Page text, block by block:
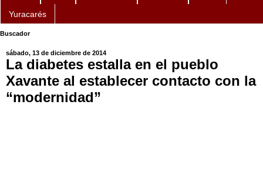
Yuracarés
Buscador
sábado, 13 de diciembre de 2014
La diabetes estalla en el pueblo
Xavante al establecer contacto con la
“modernidad”